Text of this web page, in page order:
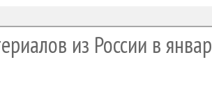
из России в